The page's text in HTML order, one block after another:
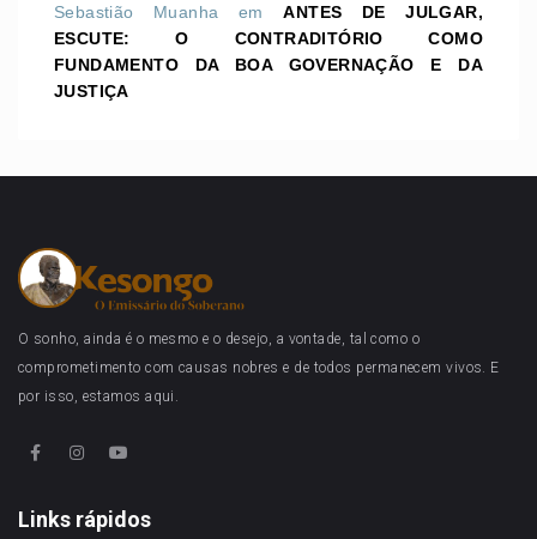
Sebastião Muanha emANTES DE JULGAR,
ESCUTE: O CONTRADITÓRIO COMO
FUNDAMENTO DA BOA GOVERNAÇÃO E DA
JUSTIÇA
O sonho, ainda é o mesmo e o desejo, a vontade, tal como o
comprometimento com causas nobres e de todos permanecem vivos. E
por isso, estamos aqui.
Links rápidos